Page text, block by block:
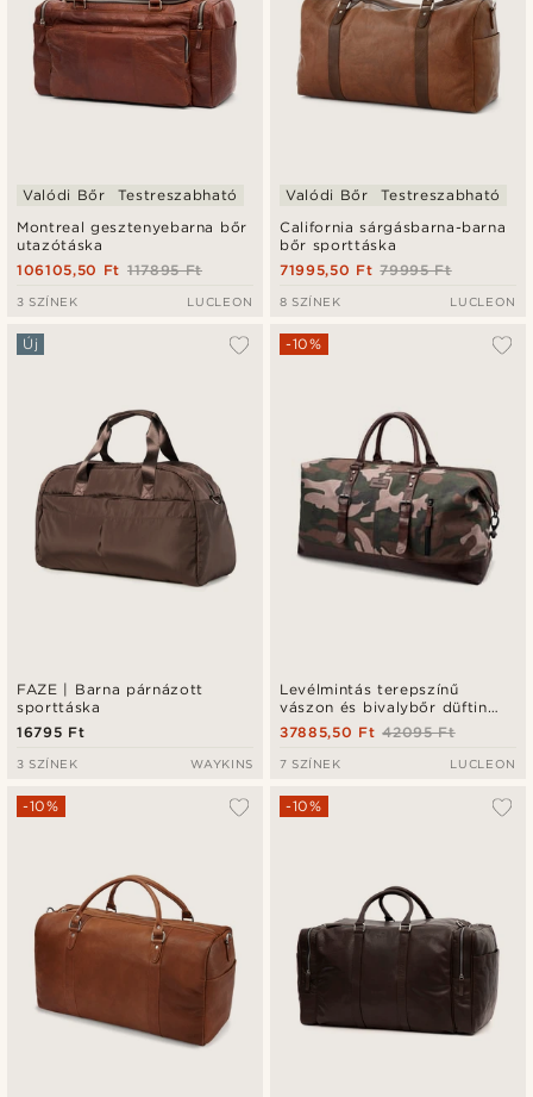
Montreal gesztenyebarna bőr
utazótáska
Valódi Bőr Testreszabható
117895 Ft
106105,50 Ft
3 SZÍNEK LUCLEON
California sárgásbarna-barna
bőr sporttáska
Valódi Bőr Testreszabható
79995 Ft
71995,50 Ft
8 SZÍNEK LUCLEON
FAZE | Barna párnázott
sporttáska
Új
16795 Ft
3 SZÍNEK WAYKINS
Levélmintás terepszínű
vászon és bivalybőr düftin
táska
-10%
42095 Ft
37885,50 Ft
7 SZÍNEK LUCLEON
-10% -10%